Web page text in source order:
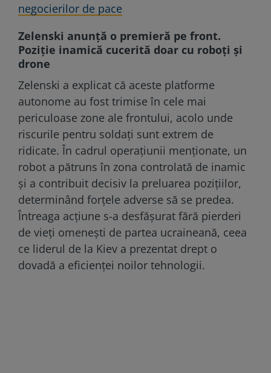
negocierilor de pace
Zelenski anunță o premieră pe front.
Poziție inamică cucerită doar cu roboți și
drone
Zelenski a explicat că aceste platforme
autonome au fost trimise în cele mai
periculoase zone ale frontului, acolo unde
riscurile pentru soldați sunt extrem de
ridicate. În cadrul operațiunii menționate, un
robot a pătruns în zona controlată de inamic
și a contribuit decisiv la preluarea pozițiilor,
determinând forțele adverse să se predea.
Întreaga acțiune s-a desfășurat fără pierderi
de vieți omenești de partea ucraineană, ceea
ce liderul de la Kiev a prezentat drept o
dovadă a eficienței noilor tehnologii.